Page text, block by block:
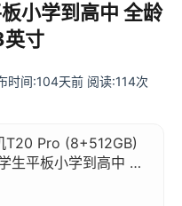
小学到高中 全龄
英寸
间:104天前 阅读:114次
T20 Pro (8+512GB)
生平板小学到高中 全
机 13.3英寸